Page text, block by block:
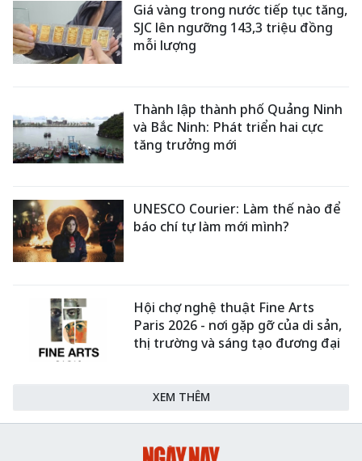
Giá vàng trong nước tiếp tục tăng,
SJC lên ngưỡng 143,3 triệu đồng
mỗi lượng
Thành lập thành phố Quảng Ninh
và Bắc Ninh: Phát triển hai cực
tăng trưởng mới
UNESCO Courier: Làm thế nào để
báo chí tự làm mới mình?
Hội chợ nghệ thuật Fine Arts
Paris 2026 - nơi gặp gỡ của di sản,
thị trường và sáng tạo đương đại
XEM THÊM